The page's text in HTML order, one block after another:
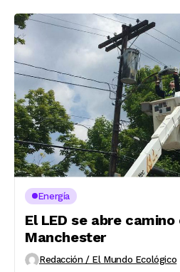
Energía
El LED se abre
Manchester
Redacción / El Mundo Ecológico